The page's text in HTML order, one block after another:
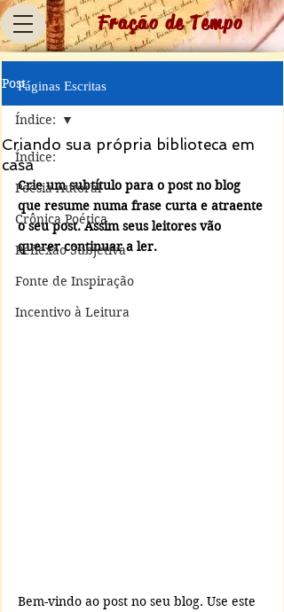
Fração de Tempo
Post
Índice:
Poesia Autoral
Crônica Poética
Reflexão Subjetiva
Fonte de Inspiração
Incentivo à Leitura
Índice:
Criando sua própria biblioteca em
casa
Crie um subtítulo para o post no blog
que resume numa frase curta e atraente
o seu post. Assim seus leitores vão
querer continuar a ler.
Bem-vindo ao post no seu blog. Use este
Páginas Escritas